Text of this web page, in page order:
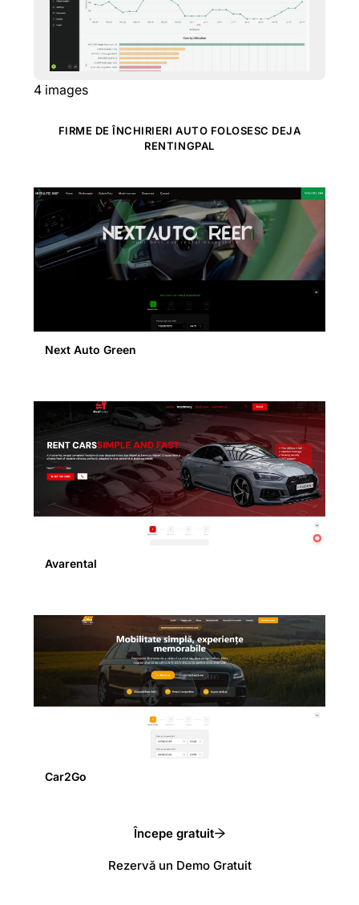
4 images
FIRME DE ÎNCHIRIERI AUTO FOLOSESC DEJA
RENTINGPAL
Next Auto Green
Avarental
Car2Go
Începe gratuit
Rezervă un Demo Gratuit